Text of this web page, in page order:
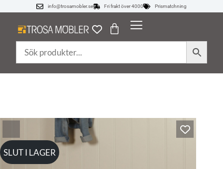
info@trosamobler.se Fri frakt över 4000 Prismatchning
SLUT I LAGER